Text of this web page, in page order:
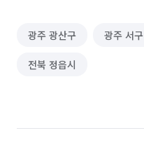
광주 광산구 광주 서구
전북 정읍시